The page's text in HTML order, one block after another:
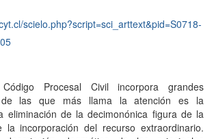
scielo.php?script=sci_arttext&pid=S0718-
Procesal Civil incorpora grandes
de las que más llama la atención es la
eliminación de la decimonónica figura de la
la incorporación del recurso extraordinario.